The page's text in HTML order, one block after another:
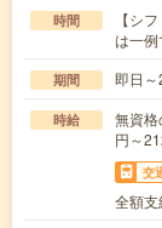
時間
【シ
は一
期間 即日
時給
無資
円～
交
全額支